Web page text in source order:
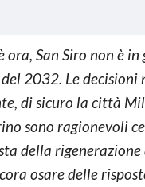
ora, San Siro non è
2032. Le decisioni
di sicuro la città
sono ragionevoli
della
osare delle